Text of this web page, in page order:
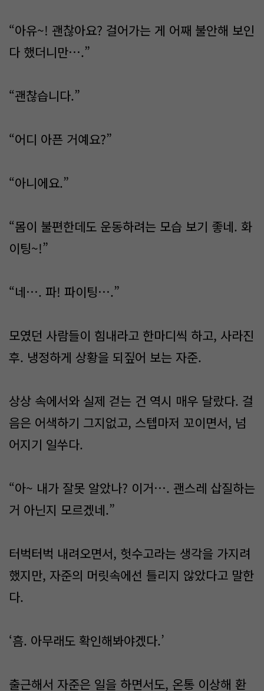
“아유~! 괜찮아요? 걸어가는 게 어째 불안해 보인
다 했더니만….”
“괜찮습니다.”
“어디 아픈 거예요?”
“아니에요.”
“몸이 불편한데도 운동하려는 모습 보기 좋네. 화
이팅~!”
“네…. 파! 파이팅….”
모였던 사람들이 힘내라고 한마디씩 하고, 사라진
후. 냉정하게 상황을 되짚어 보는 자준.
상상 속에서와 실제 걷는 건 역시 매우 달랐다. 걸
음은 어색하기 그지없고, 스텝마저 꼬이면서, 넘
어지기 일쑤다.
“아~ 내가 잘못 알았나? 이거…. 괜스레 삽질하는
거 아닌지 모르겠네.”
터벅터벅 내려오면서, 헛수고라는 생각을 가지려
했지만, 자준의 머릿속에선 틀리지 않았다고 말한
다.
‘흠. 아무래도 확인해봐야겠다.’
출근해서 자준은 일을 하면서도, 온통 이상해 환